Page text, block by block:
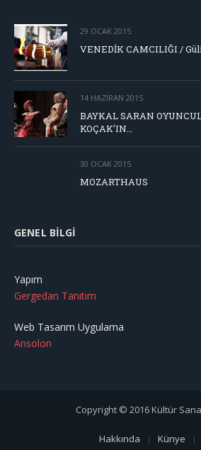
29 OCAK 2015
VENEDİK CAMCILIĞI /
14 HAZIRAN 2015
BAYKAL SARAN
KOÇAK’IN…
30 OCAK 2015
MOZARTHAUS
GENEL BILGI
Yapım
Gergedan Tanıtım
Web Tasarım Uygulama
Ansolon
Copyright © 2016 Kültür
Hakkında Künye